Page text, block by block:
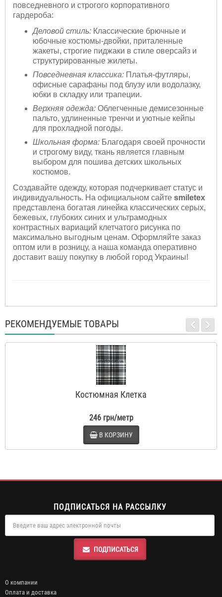
повседневного и строгого корпоративного
гардероба:
Деловой стиль: Классические брючные и
юбочные костюмы-двойки, приталенные
жакеты, строгие пиджаки в стиле оверсайз и
структурированные жилеты.
Повседневная классика: Платья-футляры,
офисные сарафаны под блузу или водолазку,
юбки в складку или трапеции.
Верхняя одежда: Облегченные демисезонные
пальто, удлиненные тренчи и уютные кейпы
для прохладной погоды.
Школьная форма: Благодаря своей прочности
и строгому виду, ткань является главным
выбором для пошива детских школьных
костюмов.
Создавайте одежду, которая подчеркивает статус и
индивидуальность. На официальном сайте smiletex
представлена богатая линейка классических серых,
бежевых, глубоких синих и ультрамодных
контрастных вариаций клетчатого рисунка по
максимально выгодным ценам. Оформляйте заказ
оптом или в розницу, а наша команда оперативно
доставит вашу покупку в любой город Украины!
РЕКОМЕНДУЕМЫЕ ТОВАРЫ
Костюмная Клетка
246 грн/метр
В КОРЗИНУ
ПОДПИСАТЬСЯ НА РАССЫЛКУ
ПОДПИСАТЬСЯ
О компании
Оплата и доставка